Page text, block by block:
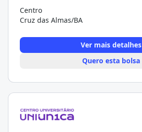
Centro
Cruz das Almas/BA
Ver mais detalhes
Quero esta bolsa